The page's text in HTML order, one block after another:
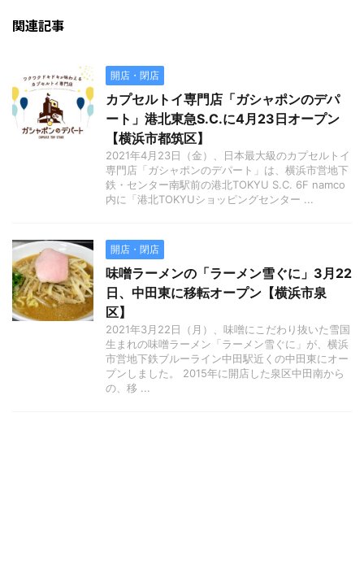
関連記事
開店・閉店
カプセルトイ専門店「ガシャポンのデパ
ート」港北東急S.C.に4月23日オープン
【横浜市都筑区】
2021年4月23日（金）、日本最大級のカプセルトイ
専門店「ガシャポンのデパート」は、横浜市営地下
鉄・センター南駅前の港北TOKYU S.C. 6F namco
内に「港北TOKYUショッピングセンター ...
開店・閉店
味噌ラーメンの「ラーメン雪ぐに」3月22
日、中田東に移転オープン【横浜市泉
区】
2021年3月22日（月）、味噌にこだわり抜いた雪国
生まれの味噌ラーメン「ラーメン雪ぐに」が、横浜
市営地下鉄ブルーライン中田駅近くの中田東にオー
プンしました。 2015年に開店した泉区中田南から
の、移 ...